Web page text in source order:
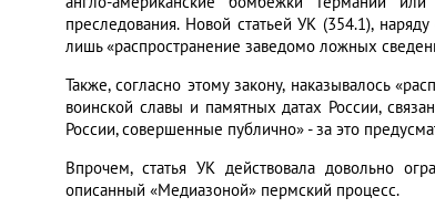
преследования. Новой статьей УК (354.1),
лишь «распространение заведомо ложных
Также, согласно этому закону, наказывалось
воинской славы и памятных датах России,
России, совершенные публично» - за это
Впрочем, статья УК действовала довольно
описанный «Медиазоной» пермский процесс.